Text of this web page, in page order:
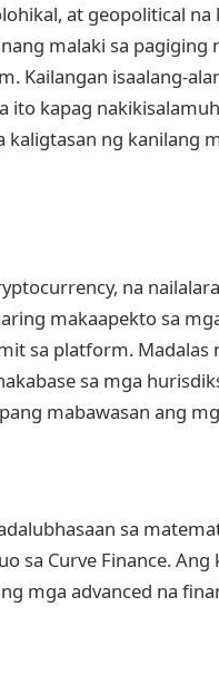
at geopolitical na
malaki sa pagiging
Kailangan isaalang-
kapag
ng kanilang
na
makaapekto sa
sa platform. Madalas
sa mga
mabawasan ang
sa
sa Curve Finance. Ang
mga advanced na